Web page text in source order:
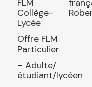
Collège-
Lycée
Offre FLM
Particulier
– Adulte/
étudiant/lycéen